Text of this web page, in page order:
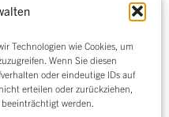
Technologien wie Cookies, um
Wenn Sie diesen
oder eindeutige IDs auf
erteilen oder zurückziehen,
werden.